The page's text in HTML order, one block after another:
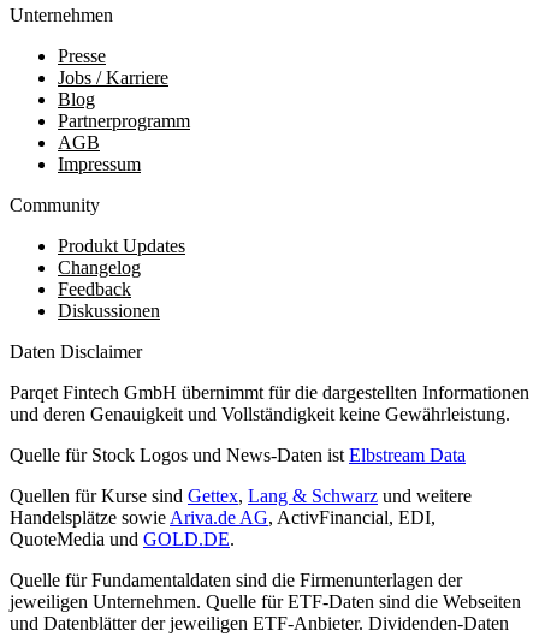
Unternehmen
Presse
Jobs / Karriere
Blog
Partnerprogramm
AGB
Impressum
Community
Produkt Updates
Changelog
Feedback
Diskussionen
Daten Disclaimer
Parqet Fintech GmbH übernimmt für die dargestellten Informationen
und deren Genauigkeit und Vollständigkeit keine Gewährleistung.
Quelle für Stock Logos und News-Daten ist Elbstream Data
Quellen für Kurse sind Gettex, Lang & Schwarz und weitere
Handelsplätze sowie Ariva.de AG, ActivFinancial, EDI,
QuoteMedia und GOLD.DE.
Quelle für Fundamentaldaten sind die Firmenunterlagen der
jeweiligen Unternehmen. Quelle für ETF-Daten sind die Webseiten
und Datenblätter der jeweiligen ETF-Anbieter. Dividenden-Daten